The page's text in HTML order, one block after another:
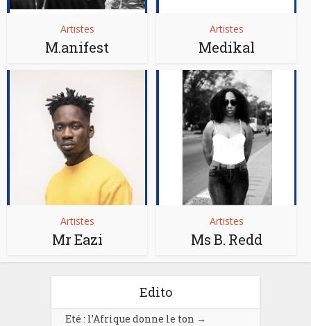
Artistes
M.anifest
Artistes
Medikal
Artistes
Mr Eazi
Artistes
Ms B. Redd
Edito
Eté : l’Afrique donne le ton →